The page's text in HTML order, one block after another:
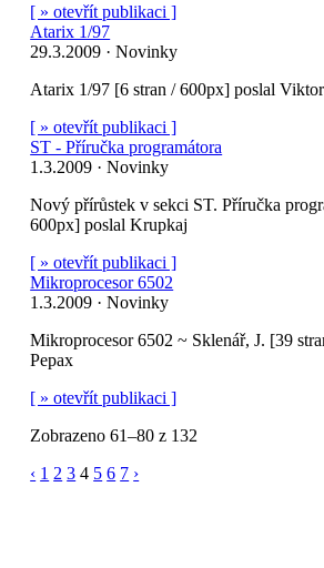
[ » otevřít publikaci ]
Atarix 1/97
29.3.2009 · Novinky
Atarix 1/97 [6 stran / 600px] poslal Viktor
[ » otevřít publikaci ]
ST - Příručka programátora
1.3.2009 · Novinky
Nový přírůstek v sekci ST. Příručka
600px] poslal Krupkaj
[ » otevřít publikaci ]
Mikroprocesor 6502
1.3.2009 · Novinky
Mikroprocesor 6502 ~ Sklenář, J. [39
Pepax
[ » otevřít publikaci ]
Zobrazeno 61–80 z 132
‹ 1 2 3 4 5 6 7 ›